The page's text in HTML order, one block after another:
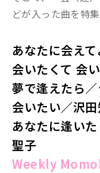
どが入った曲を特集
あなたに会え
会いたくて 会
夢で逢えたら
会いたい／沢
あなたに逢い
聖子
Weekly